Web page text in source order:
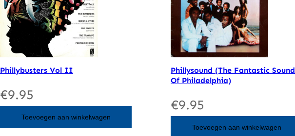
Phillybusters Vol II
€9.95
Toevoegen aan winkelwagen
Phillysound (The Fantastic Sound
Of Philadelphia)
€9.95
Toevoegen aan winkelwagen